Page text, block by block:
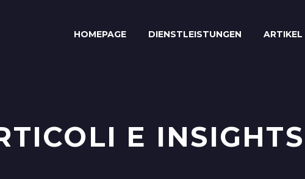
HOMEPAGE DIENSTLEISTUNGEN ARTIKEL
E INSIGHTS